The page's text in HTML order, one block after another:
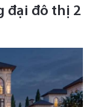
đại đô thị 2